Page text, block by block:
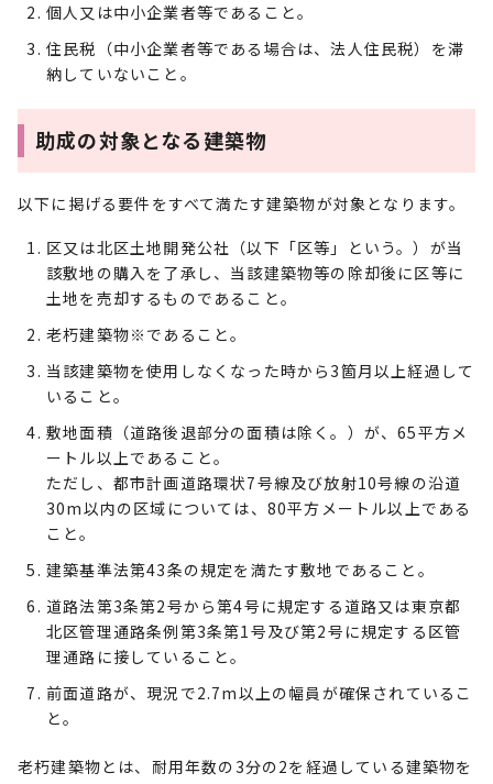
個人又は中小企業者等であること。
住民税（中小企業者等である場合は、法人住民税）を滞
納していないこと。
助成の対象となる建築物
以下に掲げる要件をすべて満たす建築物が対象となります。
区又は北区土地開発公社（以下「区等」という。）が当
該敷地の購入を了承し、当該建築物等の除却後に区等に
土地を売却するものであること。
老朽建築物※であること。
当該建築物を使用しなくなった時から3箇月以上経過して
いること。
敷地面積（道路後退部分の面積は除く。）が、65平方メ
ートル以上であること。
ただし、都市計画道路環状7号線及び放射10号線の沿道
30m以内の区域については、80平方メートル以上である
こと。
建築基準法第43条の規定を満たす敷地であること。
道路法第3条第2号から第4号に規定する道路又は東京都
北区管理通路条例第3条第1号及び第2号に規定する区管
理通路に接していること。
前面道路が、現況で2.7m以上の幅員が確保されているこ
と。
老朽建築物とは、耐用年数の3分の2を経過している建築物を